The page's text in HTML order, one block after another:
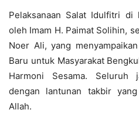
Pelaksanaan Salat Idulfitri di
oleh Imam H. Paimat Solihin,
Noer Ali, yang
Baru untuk Masyarakat
Harmoni Sesama. Seluruh
dengan lantunan takbir
Allah.